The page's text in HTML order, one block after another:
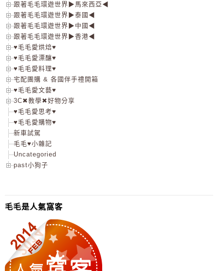
跟著毛毛環遊世界▶馬來西亞◀
跟著毛毛環遊世界▶泰國◀
跟著毛毛環遊世界▶中國◀
跟著毛毛環遊世界▶香港◀
♥毛毛愛烘焙♥
♥毛毛愛漂釀♥
♥毛毛愛料理♥
宅配團購 & 各國伴手禮開箱
♥毛毛愛文藝♥
3C✖教學✖好物分享
♥毛毛愛思考♥
♥毛毛愛購物♥
新車試駕
毛毛♥小雜記
Uncategoried
past小狗子
毛毛是人氣窩客